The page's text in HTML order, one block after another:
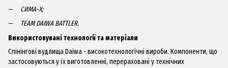
СИМА-Х;
TEAM DAIWA BATTLER.
Використовувані технології та матеріали
Спінінгові вудлища Daiwa - високотехнологічні вироби. Компоненти, що
застосовуються у їх виготовленні, перераховані у технічних